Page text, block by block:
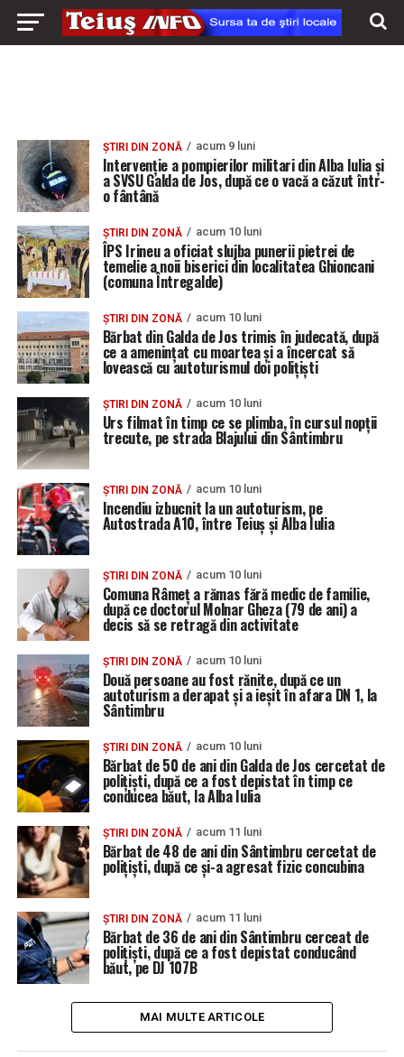
ȘTIRI DIN ZONĂ acum 9 luni
Intervenție a pompierilor militari din Alba Iulia și
a SVSU Galda de Jos, după ce o vacă a căzut într-
o fântână
ȘTIRI DIN ZONĂ acum 10 luni
ÎPS Irineu a oficiat slujba punerii pietrei de
temelie a noii biserici din localitatea Ghioncani
(comuna Întregalde)
ȘTIRI DIN ZONĂ acum 10 luni
Bărbat din Galda de Jos trimis în judecată, după
ce a amenințat cu moartea și a încercat să
lovească cu autoturismul doi polițiști
ȘTIRI DIN ZONĂ acum 10 luni
Urs filmat în timp ce se plimba, în cursul nopții
trecute, pe strada Blajului din Sântimbru
ȘTIRI DIN ZONĂ acum 10 luni
Incendiu izbucnit la un autoturism, pe
Autostrada A10, între Teiuș și Alba Iulia
ȘTIRI DIN ZONĂ acum 10 luni
Comuna Râmeț a rămas fără medic de familie,
după ce doctorul Molnar Gheza (79 de ani) a
decis să se retragă din activitate
ȘTIRI DIN ZONĂ acum 10 luni
Două persoane au fost rănite, după ce un
autoturism a derapat și a ieșit în afara DN 1, la
Sântimbru
ȘTIRI DIN ZONĂ acum 10 luni
Bărbat de 50 de ani din Galda de Jos cercetat de
polițiști, după ce a fost depistat în timp ce
conducea băut, la Alba Iulia
ȘTIRI DIN ZONĂ acum 11 luni
Bărbat de 48 de ani din Sântimbru cercetat de
polițiști, după ce și-a agresat fizic concubina
ȘTIRI DIN ZONĂ acum 11 luni
Bărbat de 36 de ani din Sântimbru cerceat de
polițiști, după ce a fost depistat conducând
băut, pe DJ 107B
MAI MULTE ARTICOLE